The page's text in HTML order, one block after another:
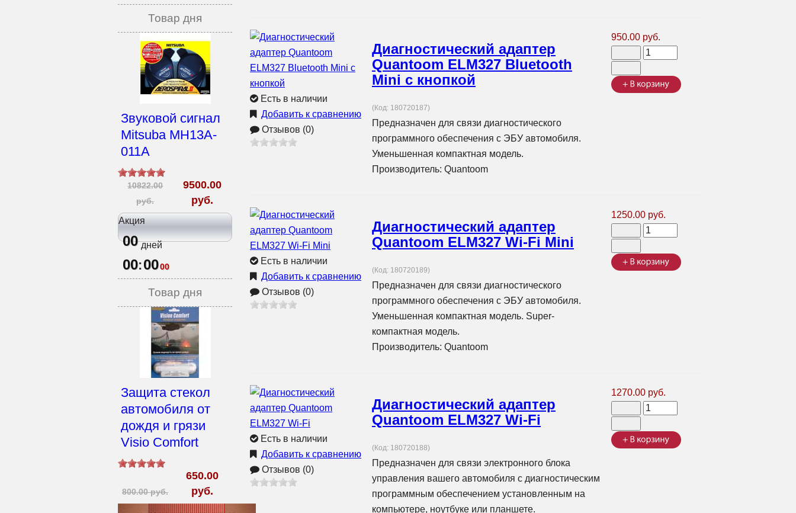
Есть в наличии
Добавить к сравнению
Отзывов (0)
Диагностический адаптер
Quantoom ELM327 Bluetooth
Mini с кнопкой
(Код: 180720187)
Предназначен для связи диагностического
программного обеспечения с ЭБУ автомобиля.
Уменьшенная компактная модель.
Производитель: Quantoom
950.00 руб.
Есть в наличии
Добавить к сравнению
Отзывов (0)
Диагностический адаптер
Quantoom ELM327 Wi-Fi Mini
(Код: 180720189)
Предназначен для связи диагностического
программного обеспечения с ЭБУ автомобиля.
Уменьшенная компактная модель. Super-
компактная модель.
Производитель: Quantoom
1250.00 руб.
Есть в наличии
Добавить к сравнению
Отзывов (0)
Диагностический адаптер
Quantoom ELM327 Wi-Fi
(Код: 180720188)
Предназначен для связи электронного блока
управления вашего автомобиля с диагностическим
программным обеспечением установленным на
компьютере, ноутбуке или планшете.
1270.00 руб.
Товар дня
Звуковой сигнал
Mitsuba MH13A-
011A
10822.00
руб.
9500.00
руб.
Акция
00 дней
00:0000
Товар дня
Защита стекол
автомобиля от
дождя и грязи
Visio Comfort
800.00 руб.
650.00
руб.